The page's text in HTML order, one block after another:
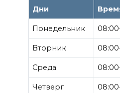
Дни
Понедельник
Вторник
Среда
Четверг